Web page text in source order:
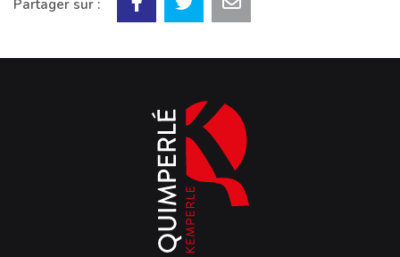
Partager sur :